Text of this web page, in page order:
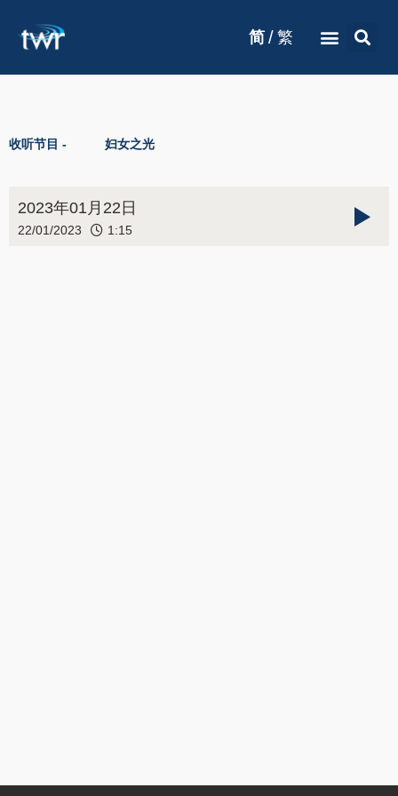
简 / 繁
收听节目 - 妇女之光
2023年01月22日
22/01/2023 1:15